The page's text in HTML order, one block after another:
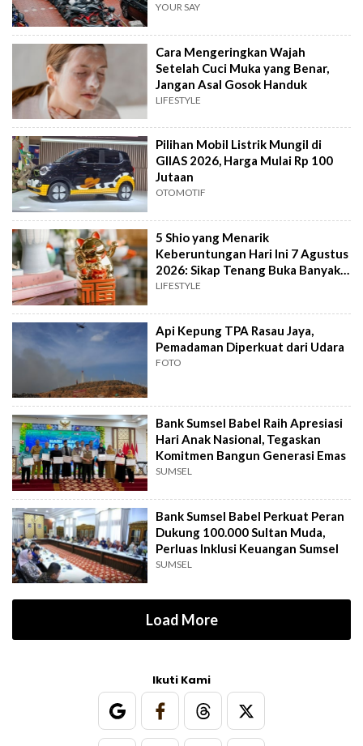
YOUR SAY
Cara Mengeringkan Wajah
Setelah Cuci Muka yang Benar,
Jangan Asal Gosok Handuk
LIFESTYLE
Pilihan Mobil Listrik Mungil di
GIIAS 2026, Harga Mulai Rp 100
Jutaan
OTOMOTIF
5 Shio yang Menarik
Keberuntungan Hari Ini 7 Agustus
2026: Sikap Tenang Buka Banyak
Peluang
LIFESTYLE
Api Kepung TPA Rasau Jaya,
Pemadaman Diperkuat dari Udara
FOTO
Bank Sumsel Babel Raih Apresiasi
Hari Anak Nasional, Tegaskan
Komitmen Bangun Generasi Emas
SUMSEL
Bank Sumsel Babel Perkuat Peran
Dukung 100.000 Sultan Muda,
Perluas Inklusi Keuangan Sumsel
SUMSEL
Load More
Ikuti Kami